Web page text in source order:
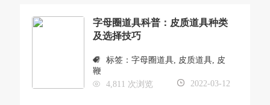
字母圈道具科普：皮质道具种类
及选择技巧
标签： 字母圈道具, 皮质道具, 皮
鞭
4,811 次浏览
2022-03-12